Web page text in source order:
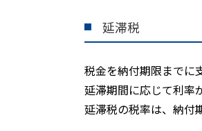
延滞税
税金を納付期限までに
延滞期間に応じて利率
延滞税の税率は、納付